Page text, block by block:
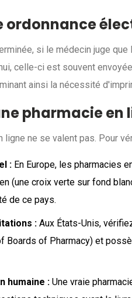
ordonnance
si le médecin juge
celle-ci est souvent
ainsi la nécessité
pharmacie
ligne ne se valent pas. Pour
: En Europe, les pharmacies
(une croix verte sur fond
de ce pays.
: Aux États-Unis,
Boards of Pharmacy) et
humaine : Une vraie